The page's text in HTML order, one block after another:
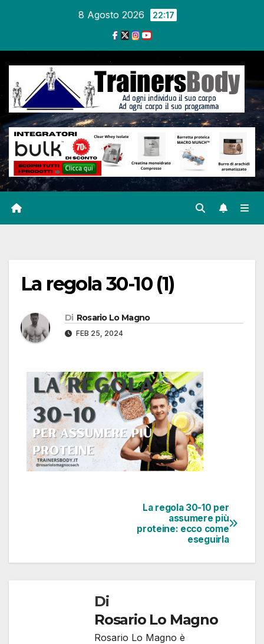
8 Agosto 2026 22:17
La regola 30-10 (1)
Di Rosario Lo Magno
FEB 25, 2024
La regola 30-10 per
assumere più
proteine: ecco come
eseguirla
Di
Rosario Lo Magno
Rosario Lo Magno è